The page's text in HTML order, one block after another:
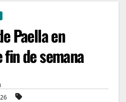
Paella en
de semana